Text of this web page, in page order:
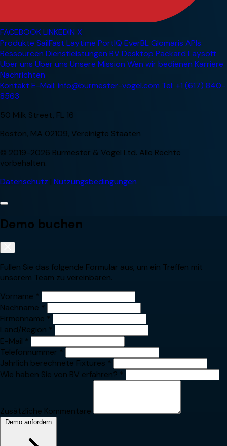
FACEBOOKLINKEDIN X
Produkte SailFast Laytime PortIQ EverBLGlomaris APIs
Ressourcen Dienstleistungen BV Desktop Packard Laysoft
Über uns Über uns Unsere Mission Wen wir bedienen Karriere
Nachrichten
Kontakt E-Mail: info@burmester-vogel.com Tel: +1 (617) 840-
8563
50 Milk Street, FL 16
Boston, MA 02109, Vereinigte Staaten
© 2019-2026 Burmester & Vogel Ltd. Alle Rechte
vorbehalten.
Datenschutz | Nutzungsbedingungen
Demo buchen
Füllen Sie das folgende Formular aus, um ein Treffen mit
unserem Team zu vereinbaren.
Vorname *
Nachname *
Firmenname *
Land/Region *
E-Mail *
Telefonnummer *
Jährlich berechnete Fixtures *
Wie haben Sie von BV erfahren? *
Zusätzliche Kommentare
Demo anfordern